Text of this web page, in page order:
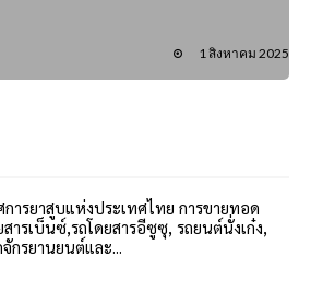
1 สิงหาคม 2025
ารยาสูบแห่งประเทศไทย การขายทอด
ารเบ็นซ์,รถโดยสารอีซูซุ, รถยนต์นั่งเก๋ง,
กรยานยนต์และ...